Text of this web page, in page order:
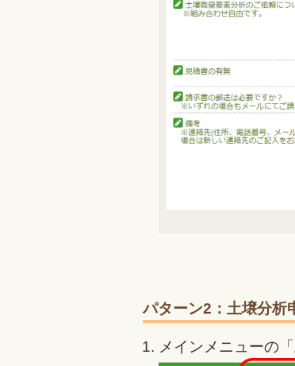
パターン2：土壌分析
メインメニューの